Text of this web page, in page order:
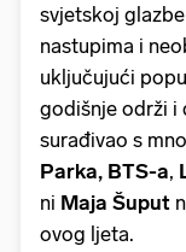
svjetskoj
nastupima i
uključujući
godišnje održi i
surađivao s
Parka, BTS-a,
ni Maja Šuput
ovog ljeta.